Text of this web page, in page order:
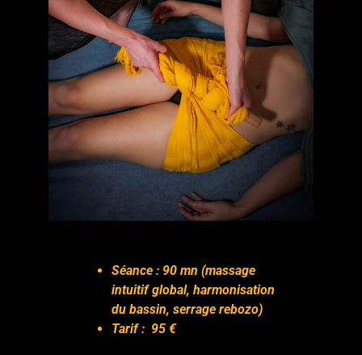
Séance : 90 mn (massage
intuitif global, harmonisation
du bassin, serrage rebozo)
Tarif : 95 €